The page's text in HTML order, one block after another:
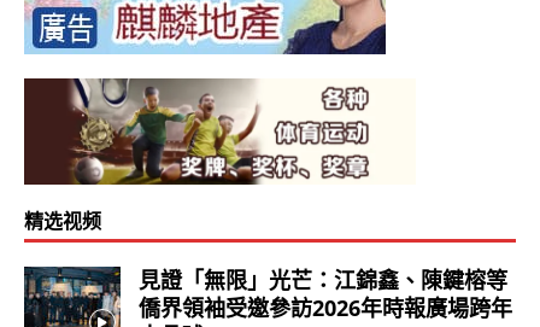
精选视频
見證「無限」光芒：江錦鑫、陳鍵榕等
僑界領袖受邀參訪2026年時報廣場跨年